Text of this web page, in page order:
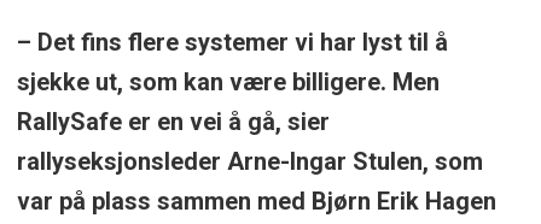
– Det fins flere systemer vi har lyst til å
sjekke ut, som kan være billigere. Men
RallySafe er en vei å gå, sier
rallyseksjonsleder Arne-Ingar Stulen, som
var på plass sammen med Bjørn Erik Hagen